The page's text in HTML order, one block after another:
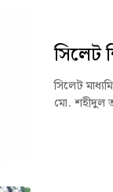
সিলেট
সিলেট
মো. শহীদুল